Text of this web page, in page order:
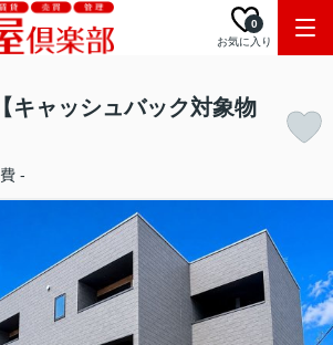
お気に入り
0
キャッシュバック対象物
-